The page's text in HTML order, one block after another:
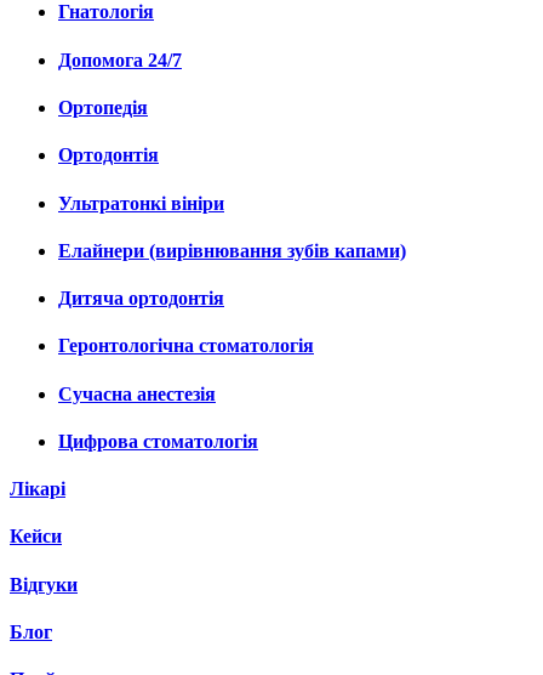
Гнатологія
Допомога 24/7
Ортопедія
Ортодонтія
Ультратонкі вініри
Елайнери (вирівнювання зубів капами)
Дитяча ортодонтія
Геронтологічна стоматологія
Сучасна анестезія
Цифрова стоматологія
Лікарі
Кейси
Відгуки
Блог